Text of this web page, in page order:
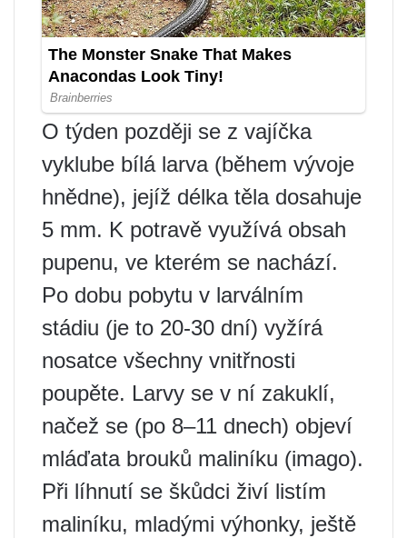
O týden později se z vajíčka
vyklube bílá larva (během vývoje
hnědne), jejíž délka těla dosahuje
5 mm. K potravě využívá obsah
pupenu, ve kterém se nachází.
Po dobu pobytu v larválním
stádiu (je to 20-30 dní) vyžírá
nosatce všechny vnitřnosti
poupěte. Larvy se v ní zakuklí,
načež se (po 8–11 dnech) objeví
mláďata brouků maliníku (imago).
Při líhnutí se škůdci živí listím
maliníku, mladými výhonky, ještě